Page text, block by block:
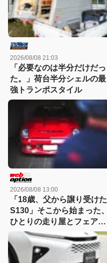
2026/08/08 21:03
「必要なのは半分だけだっ
た。」荷台半分シェルの最
強トランポスタイル
2026/08/08 13:00
「18歳、父から譲り受けた
S130」そこから始まった、
ひとりの走り屋とフェアレ
ディZの物語